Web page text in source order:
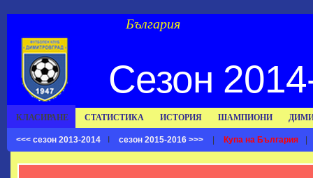
България
Сезон
КЛАСИРАНЕ
<<< сезон 2013-2014 сезон 2015-2016 >>> Купа на България
СТАТИСТИКА ИСТОРИЯ ШАМПИОНИ